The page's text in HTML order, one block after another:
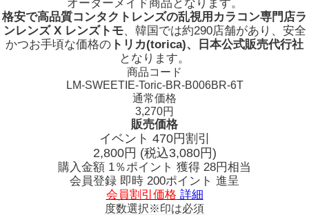
オーダーメイド商品となります。
格安で高品質コンタクトレンズの乱視用カラコン専門店ラ
ンレンズ X レンズトモ、韓国では約290店舗があり、安全
かつお手頃な価格の トリカ(torica)、日本公式販売代行社
となります。
商品コード
LM-SWEETIE-Toric-BR-B006BR-6T
通常価格
3,270円
販売価格
イベント 470円割引
2,800円 (税込3,080円)
購入金額 1％ポイント 獲得 28円相当
会員登録 即時 200ポイント 進呈
会員割引価格 詳細
度数選択※印は必須